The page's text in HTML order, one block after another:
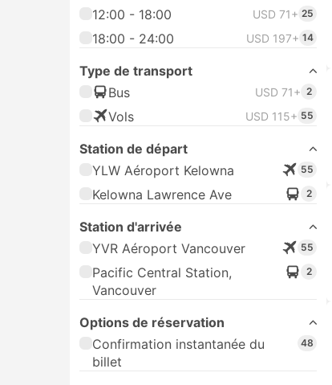
12:00 - 18:00 USD 71+ 25
18:00 - 24:00 USD 197+ 14
Type de transport
Bus
USD 71+ 2
Vols USD 115+ 55
Station de départ
YLW Aéroport Kelowna
55
Kelowna Lawrence Ave 2
Station d'arrivée
YVR Aéroport Vancouver
55
Pacific Central Station,
Vancouver
2
Options de réservation
Confirmation instantanée du
billet
48